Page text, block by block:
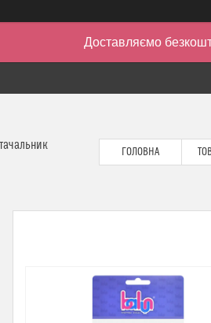
Доставляємо
ГОЛОВНА